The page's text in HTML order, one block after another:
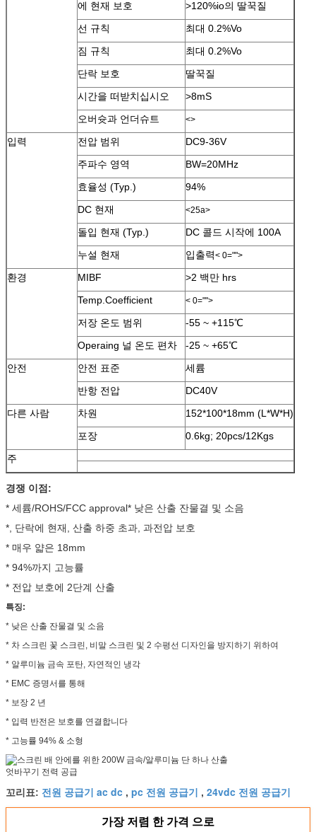
에 현재 보호
>120%io의 딸꾹질
선 규칙
최대 0.2%Vo
짐 규칙
최대 0.2%Vo
단락 보호
딸꾹질
시간을 떠받치십시오
>8mS
오버슛과 언더슈트
<>
입력 전압 범위
DC9-36V
주파수 영역
BW=20MHz
효율성 (Typ.)
94%
DC 현재
<25a>
돌입 현재 (Typ.)
DC 콜드 시작에 100A
누설 현재
입출력< 0="">
환경 MIBF
>2 백만 hrs
Temp.Coefficient
< 0="">
저장 온도 범위
-55 ~ +115℃
Operaing 널 온도 편차
-25 ~ +65℃
안전
안전 표준
세륨
반항 전압
DC40V
다른 사람
차원
152*100*18mm (L*W*H)
포장
0.6kg; 20pcs/12Kgs
주
경쟁 이점:
* 세륨/ROHS/FCC approval* 낮은 산출 잔물결 및 소음
*, 단락에 현재, 산출 하중 초과, 과전압 보호
* 매우 얇은 18mm
* 94%까지 고능률
* 전압 보호에 2단계 산출
특징:
* 낮은 산출 잔물결 및 소음
* 차 스크린 꽃 스크린, 비말 스크린 및 2 수평선 디자인을 방지하기 위하여
* 알루미늄 금속 포탄, 자연적인 냉각
* EMC 증명서를 통해
* 보장 2 년
* 입력 반전은 보호를 연결합니다
* 고능률 94% & 소형
꼬리표: 전원 공급기 ac dc , pc 전원 공급기 , 24vdc 전원 공급기
가장 저렴 한 가격 으로